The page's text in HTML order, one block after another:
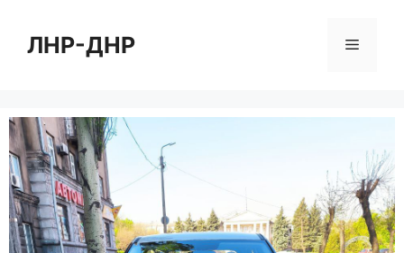
содержимому
ЛНР-ДНР Меню